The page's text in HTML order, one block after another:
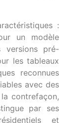
:
un modèle
pré-
les tableaux
reconnues
avec des
contrefaçon,
par ses
et